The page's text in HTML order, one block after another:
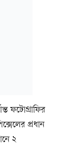
ফটোগ্রাফির
প্রধান
২